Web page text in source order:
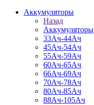
Аккумуляторы
Назад
Аккумуляторы
33Ач-44Ач
45Ач-54Ач
55Ач-59Ач
60Ач-65Ач
66Ач-69Ач
70Ач-78Ач
80Ач-85Ач
88Ач-105Ач